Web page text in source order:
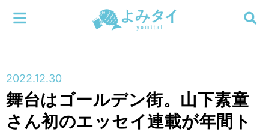
連載
検索する
メニューを閉じる
2022.12.30
舞台はゴールデン街。山下素童
さん初のエッセイ連載が年間ト